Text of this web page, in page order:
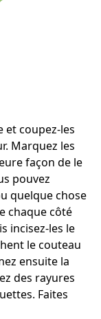
et coupez-les
Marquez les
façon de le
pouvez
quelque chose
chaque côté
incisez-les le
le couteau
ensuite la
des rayures
Faites